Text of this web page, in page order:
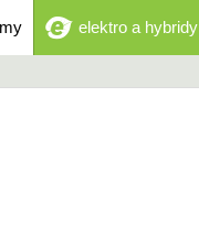
elektro a hybridy